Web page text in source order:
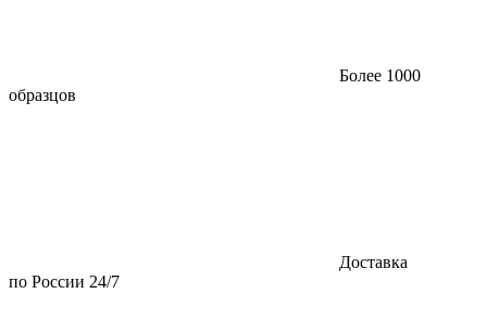
Более 1000
образцов
Доставка
по России 24/7